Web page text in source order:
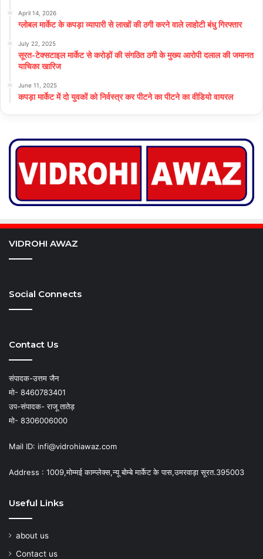
April 14, 2026
ग्लोबल मार्केट के कपड़ा व्यापारी से लाखों की ठगी करने वाले लाहोटी बंधु गिरफ्तार
July 22, 2025
सूरत-टेक्सटाइल मार्केट से करोड़ों की संगठित ठगी के मुख्य आरोपी दलाल की जमानत
याचिका खारिज
June 11, 2025
कपड़ा मार्केट में दो युवकों को निर्वस्त्र कर पीटने का पीटने का वीडियो वायरल
VIDROHI AWAZ
Social Connects
Contact Us
संपादक-उत्तम जैन
मो- 8460783401
उप-संपादक- राजू तातेड़
मो- 8306006000
Mail ID: infi@vidrohiawaz.com
Address : 1009,मोम्मई काम्प्लेक्स,न्यू बोम्बे मार्केट के पास,उमरवाड़ा सूरत.395003
Useful Links
about us
Contact us